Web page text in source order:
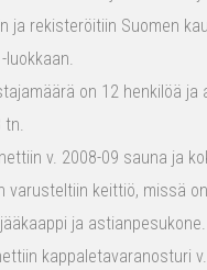
ja rekisteröitiin Suomen
luokkaan.
on 12 henkilöä ja
tn.
v. 2008-09 sauna ja
varusteltiin keittiö, missä
ja astianpesukone.
kappaletavaranosturi